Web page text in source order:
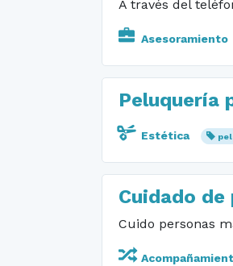
A través del
Asesoramiento
Peluquería
Estética
Cuidado de
Cuido personas